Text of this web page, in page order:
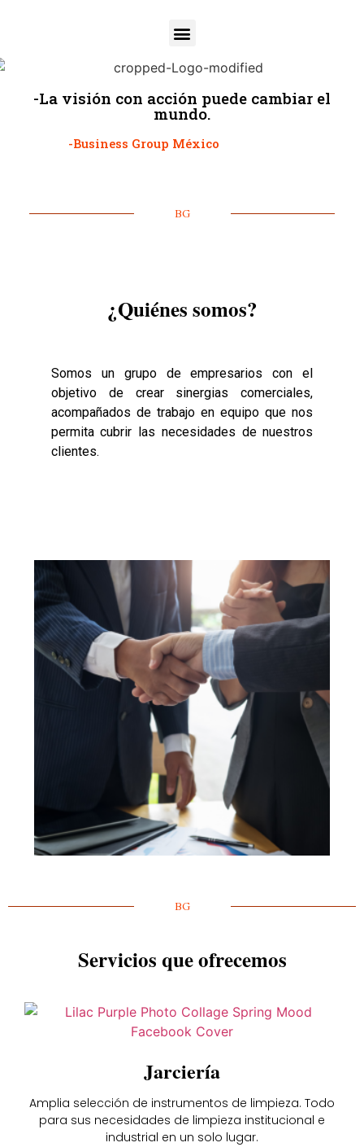
-La visión con acción puede cambiar el
mundo.
-Business Group México
BG
¿Quiénes somos?
Somos un grupo de empresarios con el
objetivo de crear sinergias comerciales,
acompañados de trabajo en equipo que nos
permita cubrir las necesidades de nuestros
clientes.
BG
Servicios que ofrecemos
Jarciería
Amplia selección de instrumentos de limpieza. Todo
para sus necesidades de limpieza institucional e
industrial en un solo lugar.